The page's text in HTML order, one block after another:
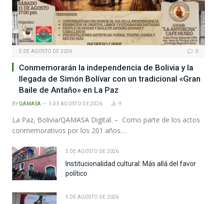
5 DE AGOSTO DE 2026 0
Conmemorarán la independencia de Bolivia y la
llegada de Simón Bolívar con un tradicional «Gran
Baile de Antaño» en La Paz
BY QAMASA 5 DE AGOSTO DE 2026 9
La Paz, Bolivia/QAMASA Digital. – Como parte de los actos
conmemorativos por los 201 años…
5 DE AGOSTO DE 2026
Institucionalidad cultural: Más allá del favor
político
5 DE AGOSTO DE 2026